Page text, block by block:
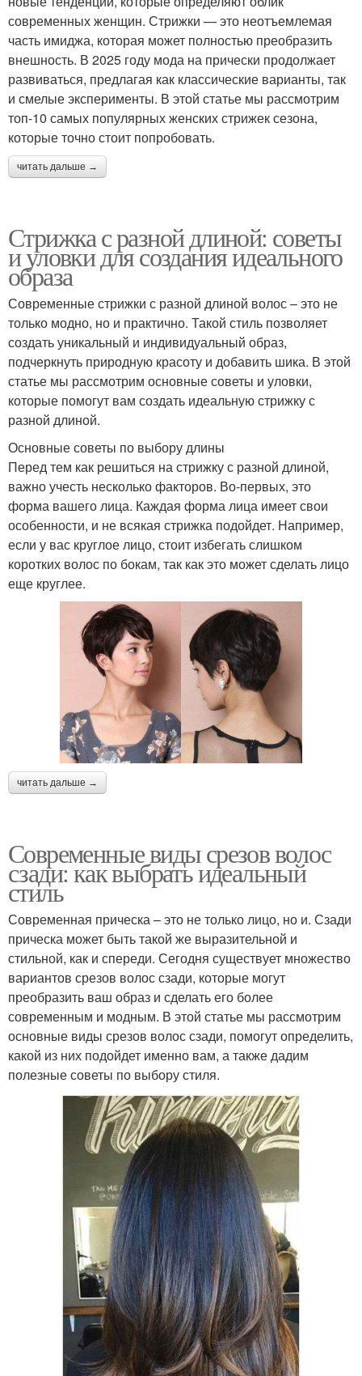
современных женщин. Стрижки — это неотъемлемая
часть имиджа, которая может полностью преобразить
внешность. В 2025 году мода на прически продолжает
развиваться, предлагая как классические варианты, так
и смелые эксперименты. В этой статье мы рассмотрим
топ-10 самых популярных женских стрижек сезона,
которые точно стоит попробовать.
читать дальше →
Стрижка с разной длиной: советы
и уловки для создания идеального
образа
Современные стрижки с разной длиной волос – это не
только модно, но и практично. Такой стиль позволяет
создать уникальный и индивидуальный образ,
подчеркнуть природную красоту и добавить шика. В этой
статье мы рассмотрим основные советы и уловки,
которые помогут вам создать идеальную стрижку с
разной длиной.
Основные советы по выбору длины
Перед тем как решиться на стрижку с разной длиной,
важно учесть несколько факторов. Во-первых, это
форма вашего лица. Каждая форма лица имеет свои
особенности, и не всякая стрижка подойдет. Например,
если у вас круглое лицо, стоит избегать слишком
коротких волос по бокам, так как это может сделать лицо
еще круглее.
читать дальше →
Современные виды срезов волос
сзади: как выбрать идеальный
стиль
Современная прическа – это не только лицо, но и. Сзади
прическа может быть такой же выразительной и
стильной, как и спереди. Сегодня существует множество
вариантов срезов волос сзади, которые могут
преобразить ваш образ и сделать его более
современным и модным. В этой статье мы рассмотрим
основные виды срезов волос сзади, помогут определить,
какой из них подойдет именно вам, а также дадим
полезные советы по выбору стиля.